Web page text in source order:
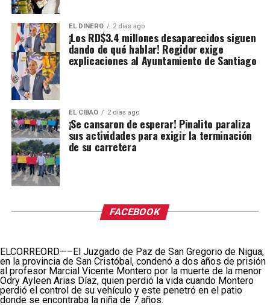
EL DINERO 2 días ago
¡Los RD$3.4 millones desaparecidos siguen
dando de qué hablar! Regidor exige
explicaciones al Ayuntamiento de Santiago
EL CIBAO 2 días ago
¡Se cansaron de esperar! Pinalito paraliza
sus actividades para exigir la terminación
de su carretera
FACEBOOK
ELCORREORD—–El Juzgado de Paz de San Gregorio de Nigua,
en la provincia de San Cristóbal, condenó a dos años de prisión
al profesor Marcial Vicente Montero por la muerte de la menor
Odry Ayleen Arias Díaz, quien perdió la vida cuando Montero
perdió el control de su vehículo y este penetró en el patio
donde se encontraba la niña de 7 años.